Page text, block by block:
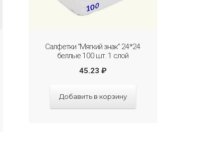
Салфетки “Мягкий знак” 24*24
беллые 100 шт. 1 слой
45.23 ₽
Добавить в корзину